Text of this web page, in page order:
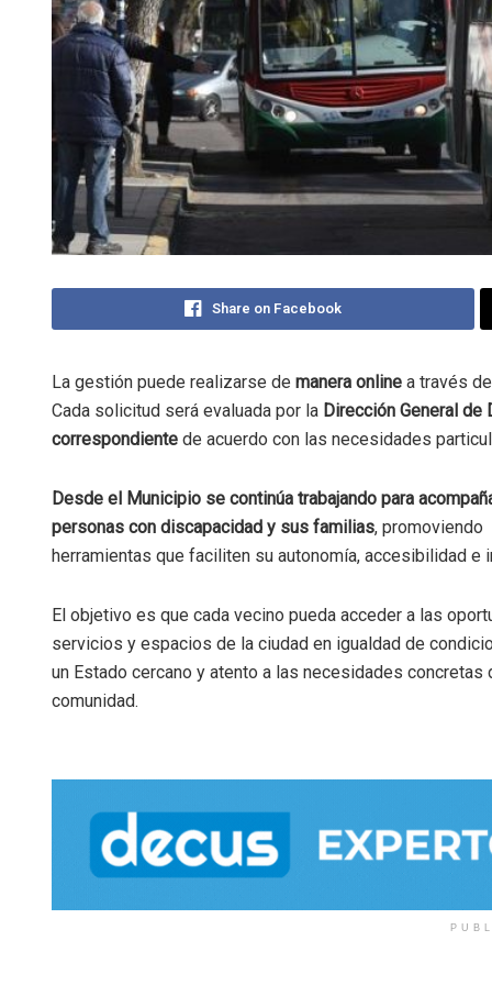
Share on Facebook
La gestión puede realizarse de manera online a través
Cada solicitud será evaluada por la Dirección General
correspondiente de acuerdo con las necesidades
Desde el Municipio se continúa trabajando para
personas con discapacidad y sus familias, promoviendo
herramientas que faciliten su autonomía, accesibilidad e
El objetivo es que cada vecino pueda acceder a las
servicios y espacios de la ciudad en igualdad de
un Estado cercano y atento a las necesidades concretas
comunidad.